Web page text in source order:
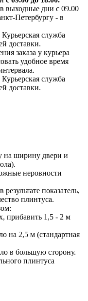
выходные дни с 09.00
Петербургу - в
служба
доставки.
заказа у курьера
удобное время
служба
доставки.
на ширину двери и
неровности
показатель,
плинтуса.
прибавить 1,5 - 2 м
на 2,5 м (стандартная
в большую сторону.
плинтуса